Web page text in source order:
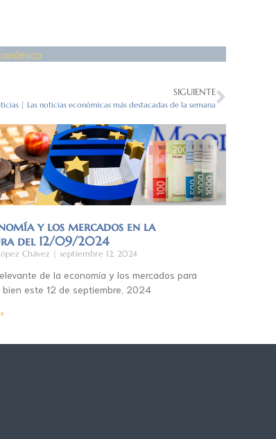
SIGUIENTE
| Las noticias económicas más destacadas de la semana
y los mercados en la
del 12/09/2024
Chávez septiembre 12, 2024
de la economía y los mercados para
bien este 12 de septiembre, 2024